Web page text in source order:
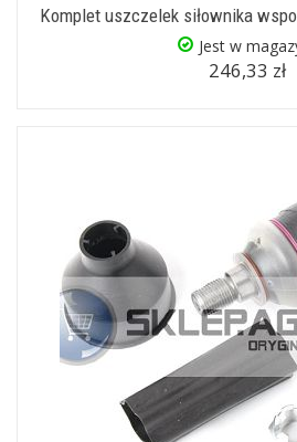
Komplet uszczelek siłownika
Jest w
246,33 zł